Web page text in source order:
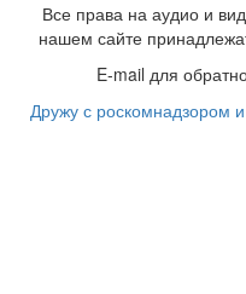
Все права на аудио и
нашем сайте
E-mail для
Дружу с роскомнадзором